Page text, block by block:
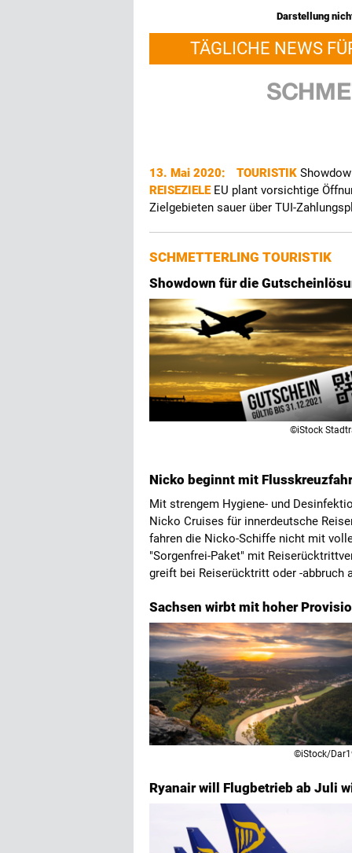
Darstellung
TÄGLICHE NEWS
13. Mai 2020: TOURISTIK
REISEZIELE EU plant vorsichtige
Zielgebieten sauer über TUI-
SCHMETTERLING TOURISTIK
Showdown für die
©iStock
Nicko beginnt mit
Mit strengem Hygiene- und
Nicko Cruises für innerdeutsche
fahren die Nicko-Schiffe nicht mit
"Sorgenfrei-Paket" mit
greift bei Reiserücktritt oder -abbruch
Sachsen wirbt mit hoher
©iStock/
Ryanair will Flugbetrieb ab Juli